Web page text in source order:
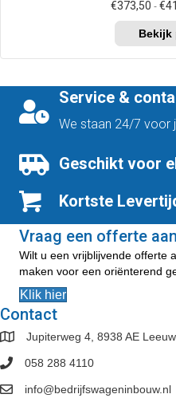
€373,50 - €
Service &
We staan 24/7 voor
Geschikt voor
Kortste
Vraag een offerte aan
Wilt u een vrijblijvende offerte
maken voor een oriënterend
Klik hier
Contact
Jupiterweg 4, 8938 AE
058 288 4110
info@bedrijfswageninbouw.nl